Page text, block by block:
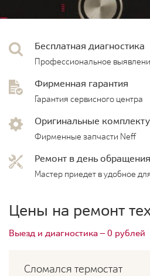
Бесплатная диагностика
Профессиональное
Фирменная гарантия
Гарантия сервисного центра
Оригинальные
Фирменные запчасти Neff
Ремонт в день обращения
Мастер приедет в удобное
Цены на ремонт
Выезд и диагностика — 0 рублей
Сломался термостат